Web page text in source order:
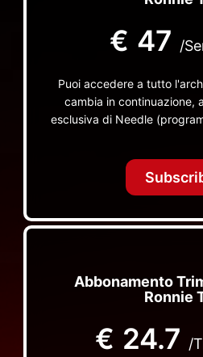
€ 47 /
Puoi accedere a tutto
cambia in continuazione,
esclusiva di Needle
TV non visibili da
Abbonamento
Ronnie
€ 24.7 /